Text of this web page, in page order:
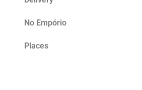
No Empório
Places